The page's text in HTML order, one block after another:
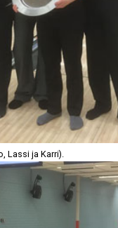
Lassi ja Karri).